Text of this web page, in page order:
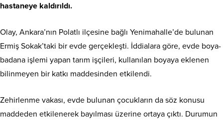
hastaneye kaldırıldı.
Olay, Ankara’nın Polatlı ilçesine bağlı Yenimahalle’de bulunan
Ermiş Sokak’taki bir evde gerçekleşti. İddialara göre, evde boya-
badana işlemi yapan tarım işçileri, kullanılan boyaya eklenen
bilinmeyen bir katkı maddesinden etkilendi.
Zehirlenme vakası, evde bulunan çocukların da söz konusu
maddeden etkilenerek bayılması üzerine ortaya çıktı. Durumun